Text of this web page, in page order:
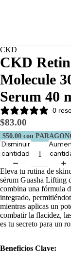
CKD
CKD
Molecule
Serum 40
0
$83.00
$50.00 con
Disminuir
cantidad
Eleva tu rutina de
sérum Guasha Lifting
combina una fórmula
integrado,
mientras aplicas un
combatir la flacidez,
es tu secreto para un
Beneficios Clave: